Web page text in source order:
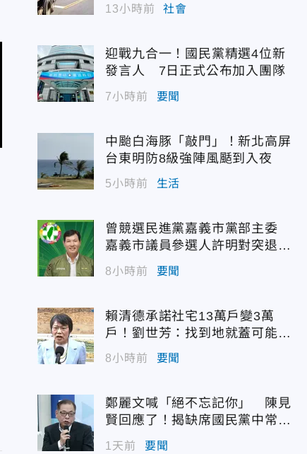
13小時前 社會
迎戰九合一！國民黨精選4位新
發言人 7日正式公布加入團隊
7小時前 要聞
中颱白海豚「敲門」！新北高屏
台東明防8級強陣風颳到入夜
5小時前 生活
曾競選民進黨嘉義市黨部主委
嘉義市議員參選人許明對突退
選！
8小時前 要聞
賴清德承諾社宅13萬戶變3萬
戶！劉世芳：找到地就蓋可能變
空餘屋
8小時前 要聞
鄭麗文喊「絕不忘記你」 陳見
賢回應了！揭缺席國民黨中常會
原因
1天前 要聞